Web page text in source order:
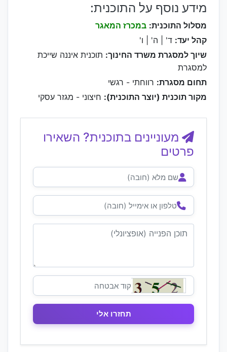
מידע נוסף על התוכנית:
מסלול התוכנית: במכרז המאגר
קהל יעד: ד' | ה' | ו'
שיוך למסגרת משרד החינוך: תוכנית איננה שייכת
למסגרת
תחום מסגרת: רווחתי - רגשי
מקור תוכנית (יוצר התוכנית): חיצוני - מגזר עסקי
מעוניינים בתוכנית? השאירו
פרטים